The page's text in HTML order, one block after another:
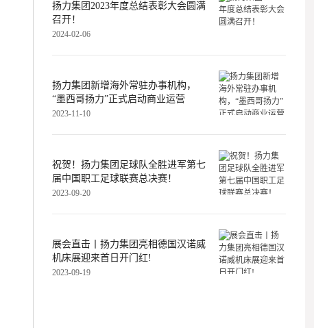
扬力集团2023年度总结表彰大会圆满
召开！
2024-02-06
扬力集团新增海外常驻办事机构，
“墨西哥扬力”正式启动商业运营
2023-11-10
祝贺！扬力集团足球队全胜进军第七
届中国职工足球联赛总决赛！
2023-09-20
展会直击丨扬力集团亮相德国汉诺威
机床展迎来首日开门红!
2023-09-19